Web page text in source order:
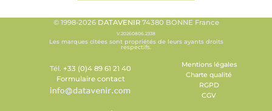
© 1998-2026 DATAVENIR74380 BONNE France
V.20260806.2338
Les marques citées sont propriétés de leurs ayants droits
respectifs.
Tél. +33 (0)4 89 61 21 40
Formulaire contact
Mentions légales
Charte qualité
RGPD
CGV